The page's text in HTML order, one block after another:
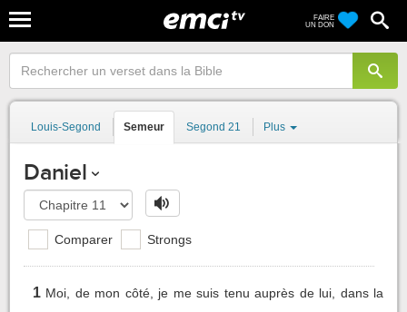
FAIRE
UN DON
Louis-Segond Semeur Segond 21 Plus
Daniel
Comparer Strongs
1 Moi, de mon côté, je me suis tenu auprès de lui, dans la